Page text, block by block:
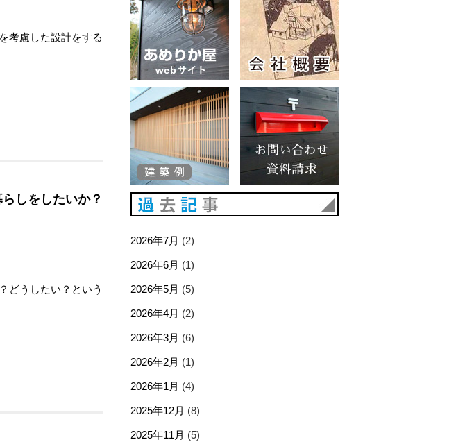
考慮した設計をする
しをしたいか？
どうしたい？という
2026年7月 (2)
2026年6月 (1)
2026年5月 (5)
2026年4月 (2)
2026年3月 (6)
2026年2月 (1)
2026年1月 (4)
2025年12月 (8)
2025年11月 (5)